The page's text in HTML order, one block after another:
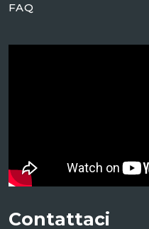
FAQ
Contattaci